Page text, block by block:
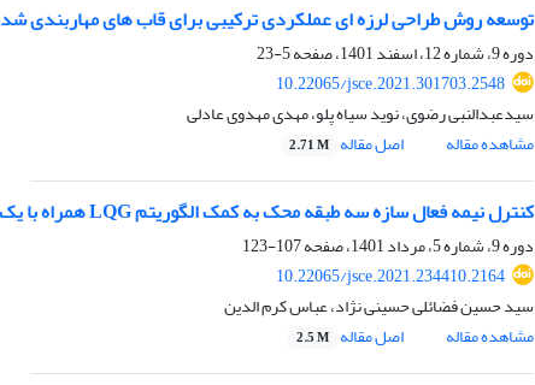
توسعه روش طراحی لرزه ای عملکردی ترکیبی برای قاب های مهاربندی
دوره 9، شماره 12، اسفند 1401، صفحه
5-23
10.22065/jsce.2021.301703.2548
سیدعبدالنبی رضوی، نوید سیاه پلو، مهدی مهدوی عادلی
مشاهده مقاله
اصل مقاله 2.71 M
کنترل نیمه فعال سازه سه طبقه محک به کمک الگوریتم LQG همراه با یک سیستم فازی-ژنتیک
دوره 9، شماره 5، مرداد 1401، صفحه
107-123
10.22065/jsce.2021.234410.2164
سید حسین فضائلی حسینی نژاد، عباس کرم الدین
مشاهده مقاله
اصل مقاله 2.5 M